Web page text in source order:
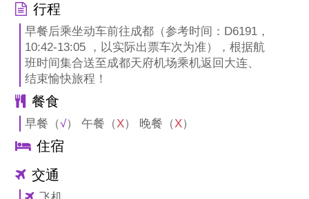
行程
早餐后乘坐动车前往成都（参考时间：D6191，
10:42-13:05 ，以实际出票车次为准），根据航
班时间集合送至成都天府机场乘机返回大连、
结束愉快旅程！
餐食
早餐（√） 午餐（X） 晚餐（X）
住宿
交通